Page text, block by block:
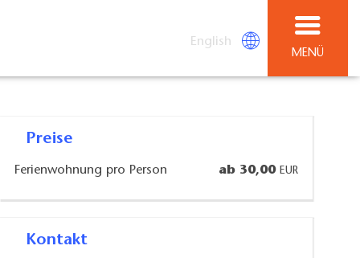
English
MENÜ
Preise
Ferienwohnung pro Person ab 30,00 EUR
Kontakt